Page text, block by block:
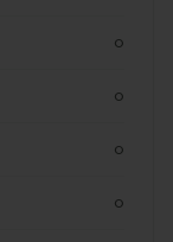
0
0
0
0